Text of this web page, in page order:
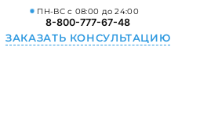
ПН-ВС с 08:00 до 24:00
8-800-777-67-48
ЗАКАЗАТЬ КОНСУЛЬТАЦИЮ